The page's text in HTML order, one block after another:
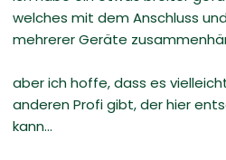
welches mit dem Anschluss
mehrerer Geräte
aber ich hoffe, dass es
anderen Profi gibt, der hier
kann...